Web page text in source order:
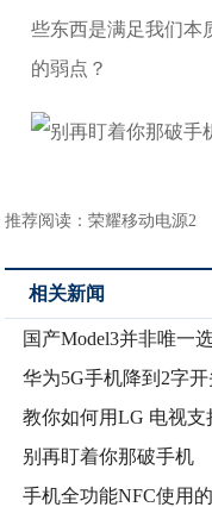
些东西是满足我们本
的弱点？
推荐阅读：荣耀移动电源2
相关新闻
国产Model3并非唯一
华为5G手机降到2字
教你如何用LG 电视支
别再盯着你那破手机
手机全功能NFC使用